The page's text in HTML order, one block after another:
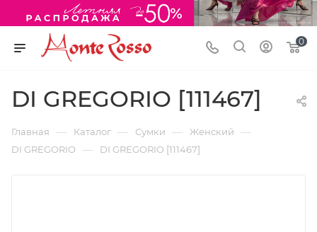
0
DI GREGORIO [111467]
Главная — Каталог — Сумки — Женский —
DI GREGORIO — DI GREGORIO [111467]